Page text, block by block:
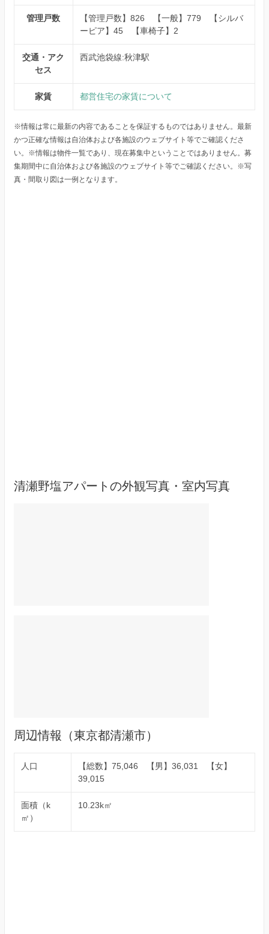
管理戸数
【管理戸数】826 【一般】779 【シルバ
ーピア】45 【車椅子】2
交通・アク
セス
西武池袋線:秋津駅
家賃 都営住宅の家賃について
※情報は常に最新の内容であることを保証するものではありません。最新
かつ正確な情報は自治体および各施設のウェブサイト等でご確認くださ
い。※情報は物件一覧であり、現在募集中ということではありません。募
集期間中に自治体および各施設のウェブサイト等でご確認ください。※写
真・間取り図は一例となります。
清瀬野塩アパートの外観写真・室内写真
周辺情報（東京都清瀬市）
人口
【総数】75,046 【男】36,031 【女】
39,015
面積（k
㎡）
10.23k㎡